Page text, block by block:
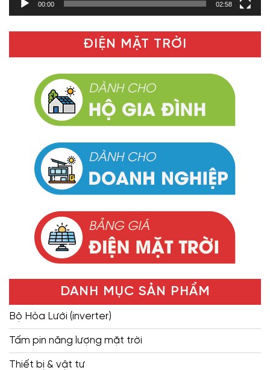
00:00 02:58
ĐIỆN MẶT TRỜI
DANH MỤC SẢN PHẨM
Bộ Hòa Lưới (inverter)
Tấm pin năng lượng mặt trời
Thiết bị & vật tư